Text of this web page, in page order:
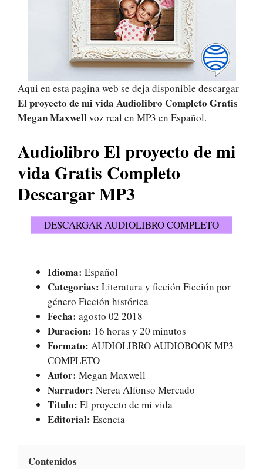
Aqui en esta pagina web se deja disponible descargar
El proyecto de mi vida Audiolibro Completo Gratis
Megan Maxwellvoz real en MP3 en Español.
Audiolibro El proyecto de mi
vida Gratis Completo
Descargar MP3
DESCARGAR AUDIOLIBRO COMPLETO
Idioma: Español
Categorias: Literatura y ficción Ficción por
género Ficción histórica
Fecha: agosto 02 2018
Duracion: 16 horas y 20 minutos
Formato: AUDIOLIBRO AUDIOBOOK MP3
COMPLETO
Autor: Megan Maxwell
Narrador: Nerea Alfonso Mercado
Titulo: El proyecto de mi vida
Editorial: Esencia
Contenidos